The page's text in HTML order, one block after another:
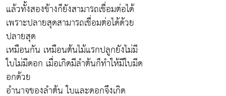
แล้วทั้งสองข้างก็ยังสามารถเชื่อมต่อได้
เพราะปลายสุดสามารถเชื่อมต่อได้ด้วย
ปลายสุด
เหมือนกัน เหมือนต้นไม้แรกปลูกยังไม่มี
ใบไม่มีดอก เมื่อเกิดมีลำต้นก็ทำให้มีใบมีด
อกด้วย
อำนาจของลำต้น ใบและดอกจึงเกิด